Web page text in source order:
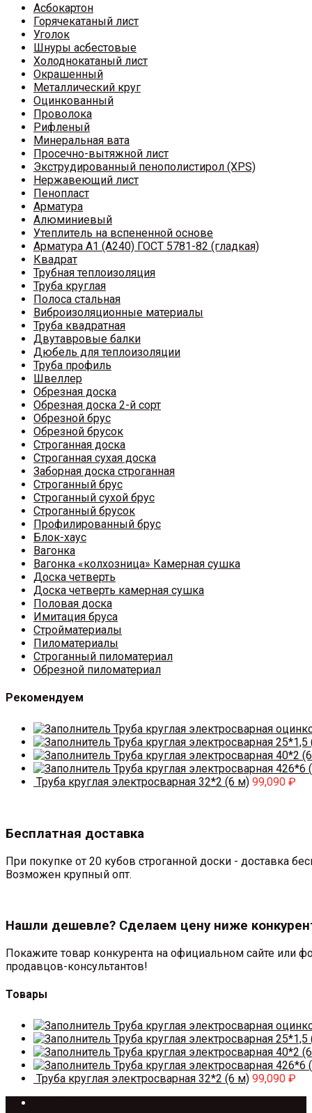
Асбокартон
Горячекатаный лист
Уголок
Шнуры асбестовые
Холоднокатаный лист
Окрашенный
Металлический круг
Оцинкованный
Проволока
Рифленый
Минеральная вата
Просечно-вытяжной лист
Экструдированный пенополистирол (XPS)
Нержавеющий лист
Пенопласт
Арматура
Алюминиевый
Утеплитель на вспененной основе
Арматура A1 (A240) ГОСТ 5781-82 (гладкая)
Квадрат
Трубная теплоизоляция
Труба круглая
Полоса стальная
Виброизоляционные материалы
Труба квадратная
Двутавровые балки
Дюбель для теплоизоляции
Труба профиль
Швеллер
Обрезная доска
Обрезная доска 2-й сорт
Обрезной брус
Обрезной брусок
Строганная доска
Строганная сухая доска
Заборная доска строганная
Строганный брус
Строганный сухой брус
Строганный брусок
Профилированный брус
Блок-хаус
Вагонка
Вагонка «колхозница» Камерная сушка
Доска четверть
Доска четверть камерная сушка
Половая доска
Имитация бруса
Стройматериалы
Пиломатериалы
Строганный пиломатериал
Обрезной пиломатериал
Рекомендуем
Труба круглая электросварная
Труба круглая электросварная
Труба круглая электросварная 40*2
Труба круглая электросварная 426*6
Труба круглая электросварная 32*2 (6 м) 99,090 ₽
Бесплатная доставка
При покупке от 20 кубов строганной доски - доставка
Возможен крупный опт.
Нашли дешевле? Сделаем цену ниже
Покажите товар конкурента на официальном сайте или
продавцов-консультантов!
Товары
Труба круглая электросварная
Труба круглая электросварная
Труба круглая электросварная 40*2
Труба круглая электросварная 426*6
Труба круглая электросварная 32*2 (6 м) 99,090 ₽